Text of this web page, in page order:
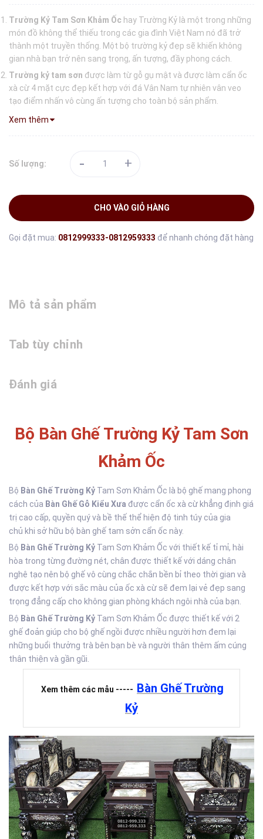
Trường Kỷ Tam Sơn Khảm Ốc hay Trường Kỷ là một trong những
món đồ không thể thiếu trong các gia đình Việt Nam nó đã trở
thành một truyền thống. Một bộ trường kỷ đẹp sẽ khiến không
gian nhà bạn trở nên sang trọng, ấn tượng, đầy phong cách.
Trường kỷ tam sơn được làm từ gỗ gụ mật và được làm cẩn ốc
xà cừ 4 mặt cực đẹp kết hợp với đá Vân Nam tự nhiên vân veo
tạo điểm nhấn vô cùng ấn tượng cho toàn bộ sản phẩm.
Xem thêm
Số lượng: - +
CHO VÀO GIỎ HÀNG
Gọi đặt mua: 0812999333-0812959333 để nhanh chóng đặt hàng
Mô tả sản phẩm
Tab tùy chỉnh
Đánh giá
Bộ Bàn Ghế Trường Kỷ Tam Sơn
Khảm Ốc
Bộ Bàn Ghế Trường Kỷ Tam Sơn Khảm Ốc là bộ ghế mang phong
cách của Bàn Ghế Gỗ Kiểu Xưa được cẩn ốc xà cừ khẳng định giá
trị cao cấp, quyền quý và bề thế thể hiện độ tinh túy của gia
chủ khi sở hữu bộ bàn ghế tam sởn cẩn ốc này.
Bộ Bàn Ghế Trường Kỷ Tam Sơn Khảm Ốc với thiết kế tỉ mỉ, hài
hòa trong từng đường nét, chân được thiết kế với dáng chân
nghê tạo nên bộ ghế vô cùng chắc chắn bền bỉ theo thời gian và
được kết hợp với sắc màu của ốc xà cừ sẽ đem lại vẻ đẹp sang
trọng đẳng cấp cho không gian phòng khách ngôi nhà của bạn.
Bộ Bàn Ghế Trường Kỷ Tam Sơn Khảm Ốc được thiết kế với 2
ghế đoản giúp cho bộ ghế ngồi được nhiều người hơn đem lại
những buổi thưởng trà bên bạn bè và người thân thêm ấm cúng
thân thiện và gần gũi.
Xem thêm các mẫu ----- Bàn Ghế Trường
Kỷ